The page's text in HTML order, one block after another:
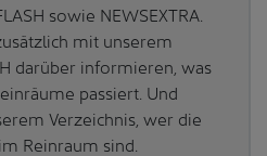
sowie NEWSEXTRA.
mit unserem
darüber informieren, was
passiert. Und
Verzeichnis, wer die
Reinraum sind.